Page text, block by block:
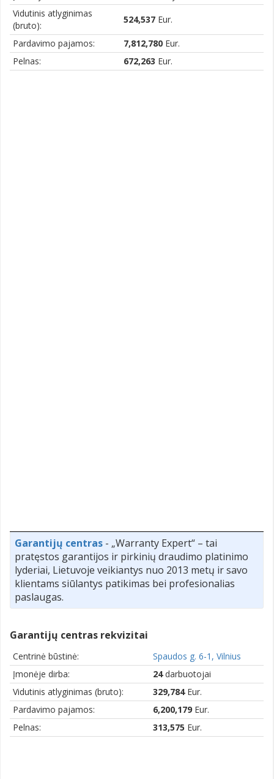
Vidutinis atlyginimas
(bruto):
524,537 Eur.
Pardavimo pajamos: 7,812,780 Eur.
Pelnas:
672,263 Eur.
Garantijų centras - „Warranty Expert“ – tai
pratęstos garantijos ir pirkinių draudimo platinimo
lyderiai, Lietuvoje veikiantys nuo 2013 metų ir savo
klientams siūlantys patikimas bei profesionalias
paslaugas.
Garantijų centras rekvizitai
Centrinė būstinė:
Spaudos g. 6-1, Vilnius
Įmonėje dirba:
24darbuotojai
Vidutinis atlyginimas (bruto):
329,784Eur.
Pardavimo pajamos:
6,200,179 Eur.
Pelnas:
313,575 Eur.